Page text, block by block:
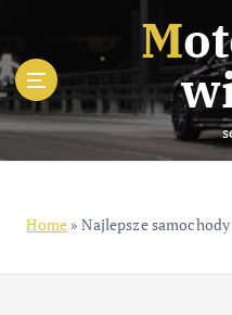
i
p
t
o
c
Mototele
Home»Najlepsze